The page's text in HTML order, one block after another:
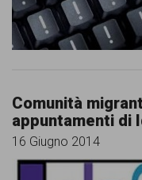
Comunità
appuntamenti di
16 Giugno 2014